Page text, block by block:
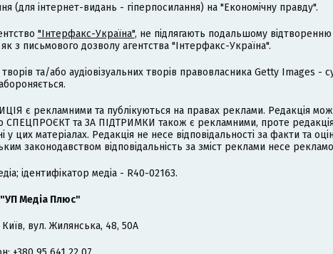
(для інтернет-видань - гіперпосилання) на "Економічну правду".
"Інтерфакс-Україна", не підлягають подальшому
з письмового дозволу агентства "Інтерфакс-Україна".
та/або аудіовізуальних творів правовласника Getty Images -
є рекламними та публікуються на правах реклами. Редакція
СПЕЦПРОЄКТ та ЗА ПІДТРИМКИ також є рекламними, проте
цих матеріалах. Редакція не несе відповідальності за факти та
законодавством відповідальність за зміст реклами несе
ідентифікатор медіа - R40-02163.
Медіа Плюс"
вул. Жилянська, 48, 50А